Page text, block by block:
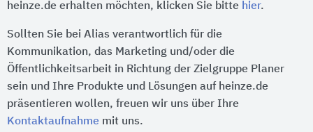
heinze.de erhalten möchten, klicken Sie bitte hier.
Sollten Sie bei Alias verantwortlich für die
Kommunikation, das Marketing und/oder die
Öffentlichkeitsarbeit in Richtung der Zielgruppe Planer
sein und Ihre Produkte und Lösungen auf heinze.de
präsentieren wollen, freuen wir uns über Ihre
Kontaktaufnahme mit uns.